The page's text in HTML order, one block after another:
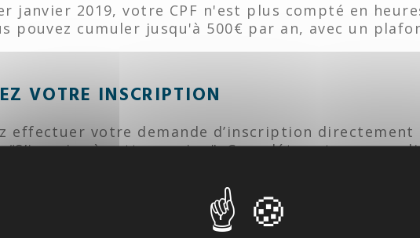
janvier 2019, votre CPF n'est plus compté en
pouvez cumuler jusqu'à 500€ par an, avec un
VOTRE INSCRIPTION
effectuer votre demande d’inscription
“S’inscrire à cette session". Complétez et envoyez
de formation que vous avez sélectionné. Une fois
heures pour valider votre inscription. Vous aurez
à la formation.